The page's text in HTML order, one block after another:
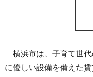
横浜市は、子育て世代
に優しい設備を備えた